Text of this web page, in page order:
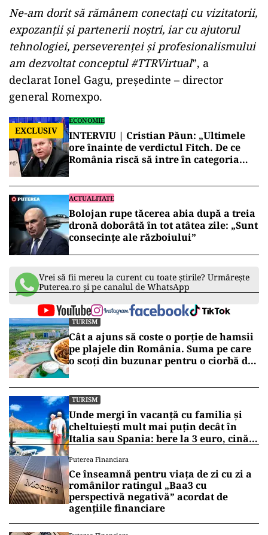
Ne-am dorit să rămânem conectaţi cu vizitatorii,
expozanţii şi partenerii noştri, iar cu ajutorul
tehnologiei, perseverenţei şi profesionalismului
am dezvoltat conceptul #TTRVirtual”, a
declarat Ionel Gagu, preşedinte – director
general Romexpo.
EXCLUSIV
ECONOMIE
INTERVIU | Cristian Păun: „Ultimele
ore înainte de verdictul Fitch. De ce
România riscă să intre în categoria
ACTUALITATE
Bolojan rupe tăcerea abia după a treia
dronă doborâtă în tot atâtea zile: „Sunt
consecințe ale războiului”
Vrei să fii mereu la curent cu toate știrile? Urmărește
Puterea.ro și pe canalul de WhatsApp
TURISM
Cât a ajuns să coste o porție de hamsii
pe plajele din România. Suma pe care
o scoți din buzunar pentru o ciorbă de
Nord
TURISM
Unde mergi în vacanță cu familia și
cheltuiești mult mai puțin decât în
Italia sau Spania: bere la 3 euro, cină
Puterea Financiara
Ce înseamnă pentru viața de zi cu zi a
românilor ratingul „Baa3 cu
perspectivă negativă” acordat de
agențiile financiare